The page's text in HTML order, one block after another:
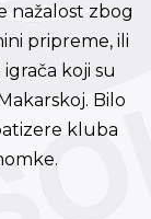
nažalost zbog
pripreme, ili
koji su
Bilo
kluba